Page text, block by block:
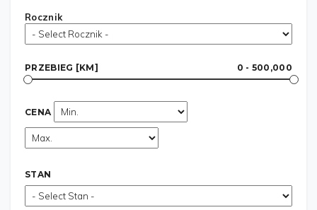
Rocznik
PRZEBIEG [KM] 0 - 500,000
CENA
STAN